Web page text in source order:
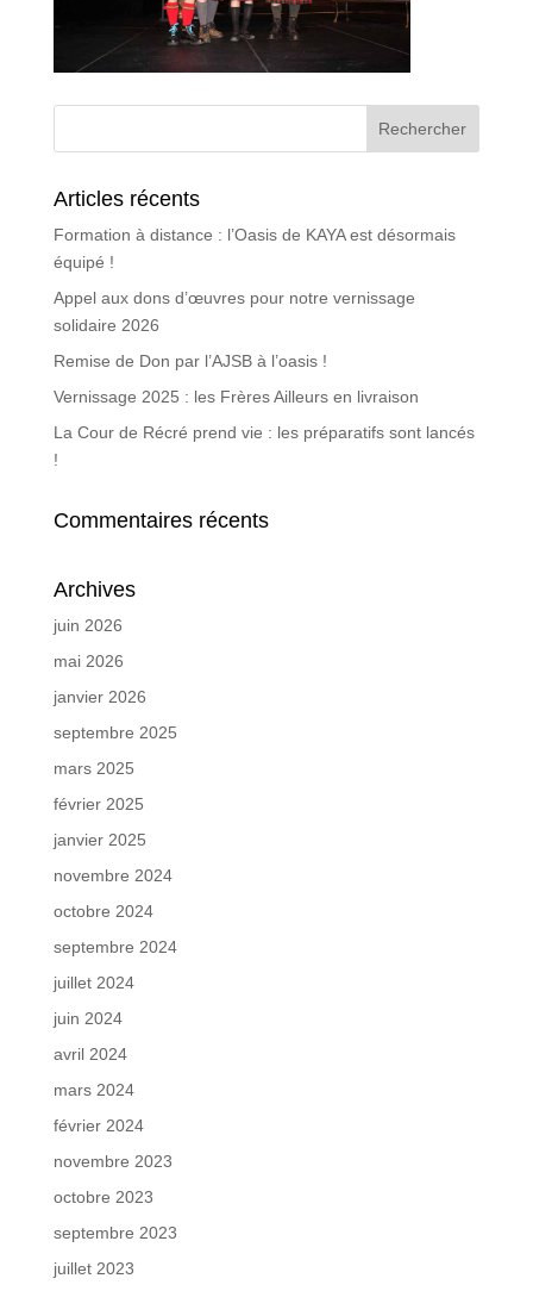
Articles récents
Formation à distance : l’Oasis de KAYA est désormais
équipé !
Appel aux dons d’œuvres pour notre vernissage
solidaire 2026
Remise de Don par l’AJSB à l’oasis !
Vernissage 2025 : les Frères Ailleurs en livraison
La Cour de Récré prend vie : les préparatifs sont lancés
!
Commentaires récents
Archives
juin 2026
mai 2026
janvier 2026
septembre 2025
mars 2025
février 2025
janvier 2025
novembre 2024
octobre 2024
septembre 2024
juillet 2024
juin 2024
avril 2024
mars 2024
février 2024
novembre 2023
octobre 2023
septembre 2023
juillet 2023